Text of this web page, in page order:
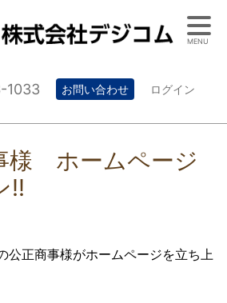
1033 お問い合わせ ログイン
様 ホームページ
!!
公正商事様がホームページを立ち上
MENU